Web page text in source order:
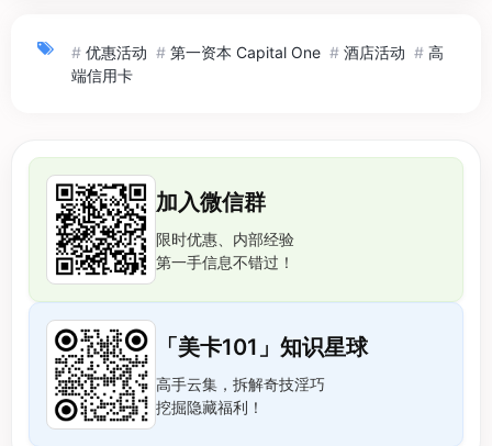
# 优惠活动 # 第一资本 Capital One # 酒店活动 # 高
端信用卡
加入微信群
限时优惠、内部经验
第一手信息不错过！
「美卡101」知识星球
高手云集，拆解奇技淫巧
挖掘隐藏福利！